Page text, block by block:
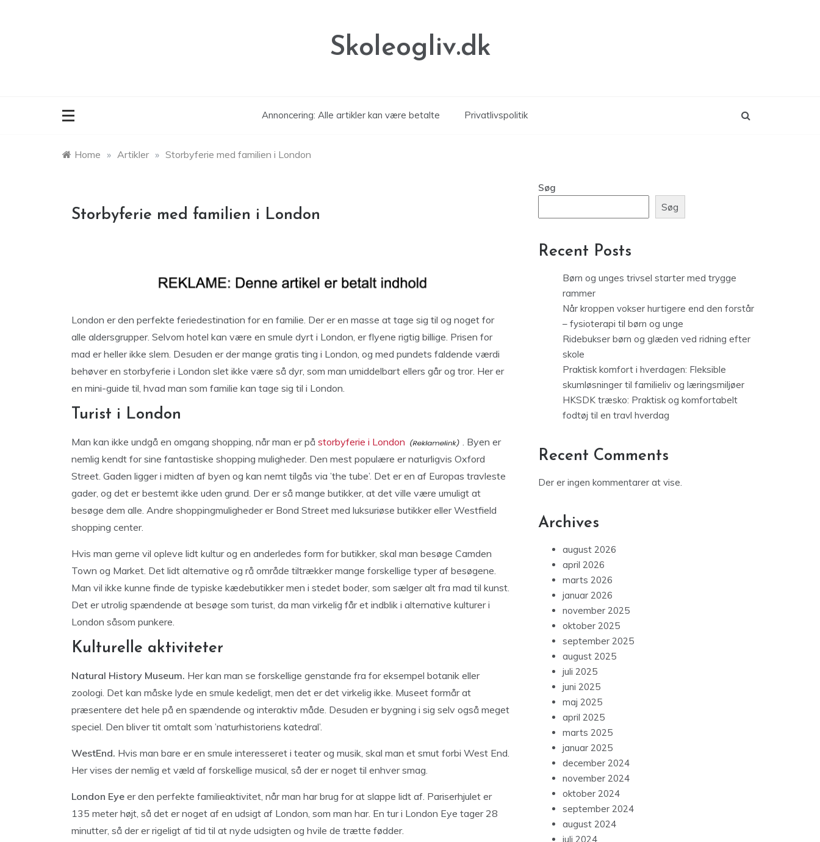
Skoleogliv.dk
Annoncering: Alle artikler kan være betalte Privatlivspolitik
Home » Artikler » Storbyferie med familien i London
Storbyferie med familien i London
London er den perfekte feriedestination for en familie. Der er en masse at tage sig til og noget for
alle aldersgrupper. Selvom hotel kan være en smule dyrt i London, er flyene rigtig billige. Prisen for
mad er heller ikke slem. Desuden er der mange gratis ting i London, og med pundets faldende værdi
behøver en storbyferie i London slet ikke være så dyr, som man umiddelbart ellers går og tror. Her er
en mini-guide til, hvad man som familie kan tage sig til i London.
Turist i London
Man kan ikke undgå en omgang shopping, når man er på storbyferie i London
. Byen er
nemlig kendt for sine fantastiske shopping muligheder. Den mest populære er naturligvis Oxford
Street. Gaden ligger i midten af byen og kan nemt tilgås via ’the tube’. Det er en af Europas travleste
gader, og det er bestemt ikke uden grund. Der er så mange butikker, at det ville være umuligt at
besøge dem alle. Andre shoppingmuligheder er Bond Street med luksuriøse butikker eller Westfield
shopping center.
Hvis man gerne vil opleve lidt kultur og en anderledes form for butikker, skal man besøge Camden
Town og Market. Det lidt alternative og rå område tiltrækker mange forskellige typer af besøgene.
Man vil ikke kunne finde de typiske kædebutikker men i stedet boder, som sælger alt fra mad til kunst.
Det er utrolig spændende at besøge som turist, da man virkelig får et indblik i alternative kulturer i
London såsom punkere.
Kulturelle aktiviteter
Natural History Museum. Her kan man se forskellige genstande fra for eksempel botanik eller
zoologi. Det kan måske lyde en smule kedeligt, men det er det virkelig ikke. Museet formår at
præsentere det hele på en spændende og interaktiv måde. Desuden er bygning i sig selv også meget
speciel. Den bliver tit omtalt som ’naturhistoriens katedral’.
WestEnd. Hvis man bare er en smule interesseret i teater og musik, skal man et smut forbi West End.
Her vises der nemlig et væld af forskellige musical, så der er noget til enhver smag.
London Eye er den perfekte familieaktivitet, når man har brug for at slappe lidt af. Pariserhjulet er
135 meter højt, så det er noget af en udsigt af London, som man har. En tur i London Eye tager 28
minutter, så der er rigeligt af tid til at nyde udsigten og hvile de trætte fødder.
Søg
Søg
Recent Posts
Børn og unges trivsel starter med trygge
rammer
Når kroppen vokser hurtigere end den forstår
– fysioterapi til børn og unge
Ridebukser børn og glæden ved ridning efter
skole
Praktisk komfort i hverdagen: Fleksible
skumløsninger til familieliv og læringsmiljøer
HKSDK træsko: Praktisk og komfortabelt
fodtøj til en travl hverdag
Recent Comments
Der er ingen kommentarer at vise.
Archives
august 2026
april 2026
marts 2026
januar 2026
november 2025
oktober 2025
september 2025
august 2025
juli 2025
juni 2025
maj 2025
april 2025
marts 2025
januar 2025
december 2024
november 2024
oktober 2024
september 2024
august 2024
juli 2024